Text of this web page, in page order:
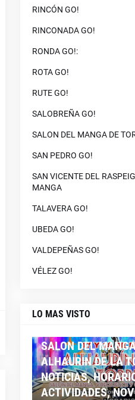
RINCÓN GO!
RINCONADA GO!
RONDA GO!:
ROTA GO!
RUTE GO!
SALOBREÑA GO!
SALON DEL MANGA DE
SAN PEDRO GO!
SAN VICENTE DEL
MANGA
TALAVERA GO!
UBEDA GO!
VALDEPEÑAS GO!
VÉLEZ GO!
LO MAS VISTO
SALON DEL
ALHAURIN DE LA
NOTICIAS,
ACTIVIDADES,